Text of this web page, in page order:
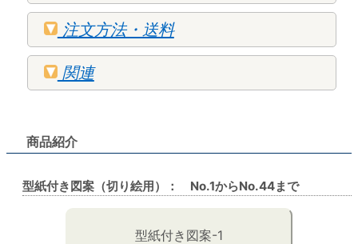
注文方法・送料
関連
商品紹介
型紙付き図案（切り絵用）： No.1からNo.44まで
型紙付き図案-1